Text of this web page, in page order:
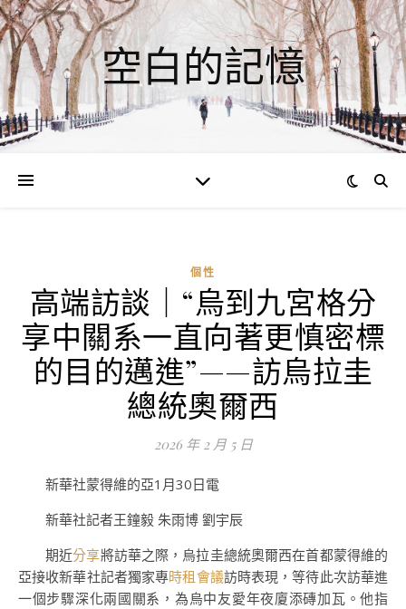
空白的記憶
個性
高端訪談｜“烏到九宮格分
享中關系一直向著更慎密標
的目的邁進”——訪烏拉圭
總統奧爾西
2026 年 2 月 5 日
新華社蒙得維的亞1月30日電
新華社記者王鐘毅 朱雨博 劉宇辰
期近分享將訪華之際，烏拉圭總統奧爾西在首都蒙得維的
亞接收新華社記者獨家專時租會議訪時表現，等待此次訪華進
一個步驟深化兩國關系，為烏中友愛年夜廈添磚加瓦。他指
0
評